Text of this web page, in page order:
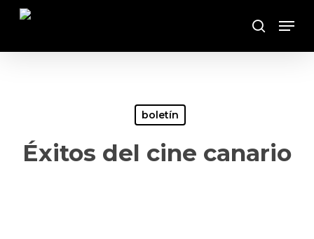
Skip
Buscar
Menu
boletín
Éxitos del cine canario